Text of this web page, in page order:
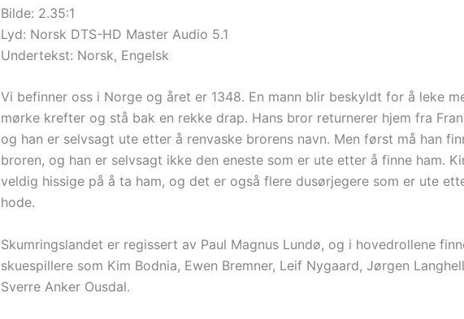
Bilde: 2.35:1
Lyd: Norsk DTS-HD Master Audio 5.1
Undertekst: Norsk, Engelsk
Vi befinner oss i Norge og året er 1348. En mann blir beskyldt for å leke
mørke krefter og stå bak en rekke drap. Hans bror returnerer hjem fra
og han er selvsagt ute etter å renvaske brorens navn. Men først må han
broren, og han er selvsagt ikke den eneste som er ute etter å finne ham.
veldig hissige på å ta ham, og det er også flere dusørjegere som er ute
hode.
Skumringslandet er regissert av Paul Magnus Lundø, og i hovedrollene
skuespillere som Kim Bodnia, Ewen Bremner, Leif Nygaard, Jørgen
Sverre Anker Ousdal.